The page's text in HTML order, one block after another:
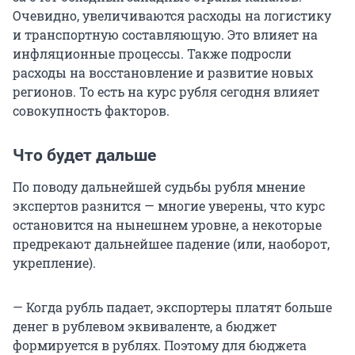
Очевидно, увеличиваются расходы на логистику
и транспортную составляющую. Это влияет на
инфляционные процессы. Также подросли
расходы на восстановление и развитие новых
регионов. То есть на курс рубля сегодня влияет
совокупность факторов.
Что будет дальше
По поводу дальнейшей судьбы рубля мнение
экспертов разнится — многие уверены, что курс
остановится на нынешнем уровне, а некоторые
предрекают дальнейшее падение (или, наоборот,
укрепление).
— Когда рубль падает, экспортеры платят больше
денег в рублевом эквиваленте, а бюджет
формируется в рублях. Поэтому для бюджета